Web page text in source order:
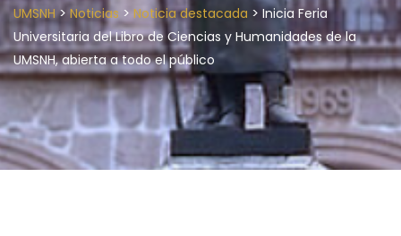
UMSNH> Noticias > Noticia destacada > Inicia Feria
Universitaria del Libro de Ciencias y Humanidades de la
UMSNH, abierta a todo el público